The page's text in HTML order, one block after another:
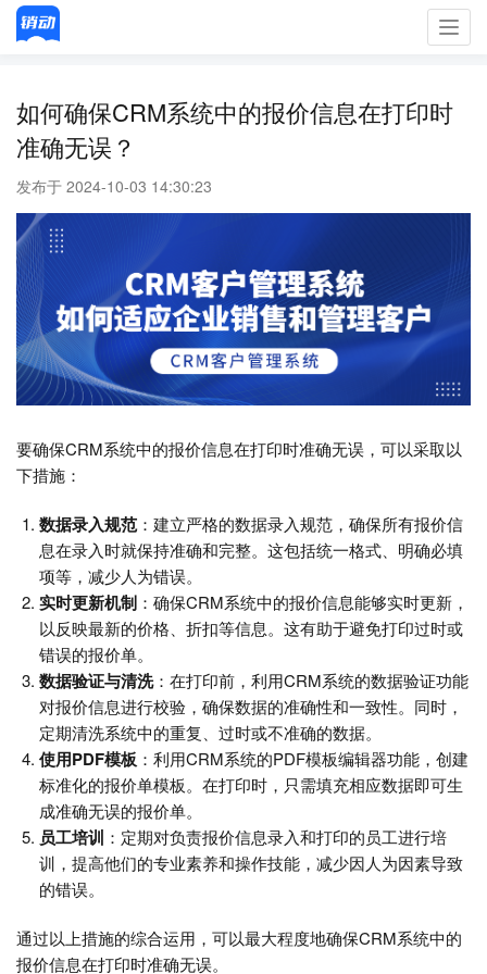
如何确保CRM系统中的报价信息在打印时
准确无误？
发布于 2024-10-03 14:30:23
要确保CRM系统中的报价信息在打印时准确无误，可以采取以
下措施：
数据录入规范：建立严格的数据录入规范，确保所有报价信
息在录入时就保持准确和完整。这包括统一格式、明确必填
项等，减少人为错误。
实时更新机制 ：确保CRM系统中的报价信息能够实时更新，
以反映最新的价格、折扣等信息。这有助于避免打印过时或
错误的报价单。
数据验证与清洗：在打印前，利用CRM系统的数据验证功能
对报价信息进行校验，确保数据的准确性和一致性。同时，
定期清洗系统中的重复、过时或不准确的数据。
使用PDF模板 ：利用CRM系统的PDF模板编辑器功能，创建
标准化的报价单模板。在打印时，只需填充相应数据即可生
成准确无误的报价单。
员工培训 ：定期对负责报价信息录入和打印的员工进行培
训，提高他们的专业素养和操作技能，减少因人为因素导致
的错误。
通过以上措施的综合运用，可以最大程度地确保CRM系统中的
报价信息在打印时准确无误。